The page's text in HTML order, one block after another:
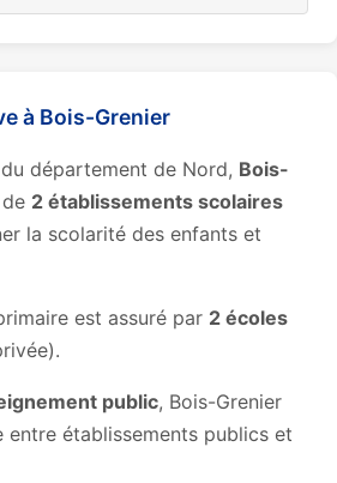
à Bois-Grenier
département de Nord, Bois-
2 établissements scolaires
la scolarité des enfants et
est assuré par 2 écoles
public, Bois-Grenier
établissements publics et